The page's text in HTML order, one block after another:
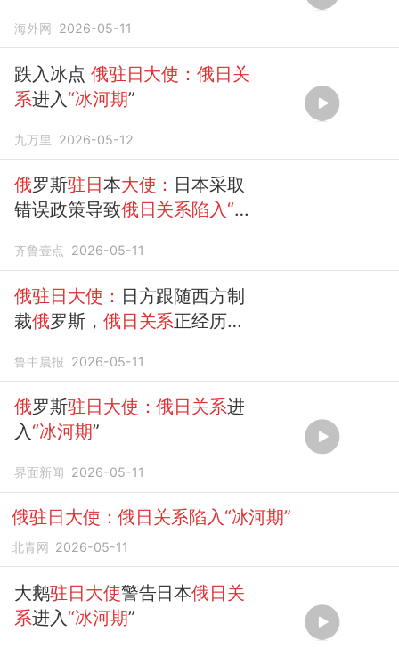
海外网 2026-05-11
跌入冰点 俄驻日大使：俄日关
系进入 “冰河期”
九万里 2026-05-12
俄罗斯驻日本大使： 日本采取
错误政策导致俄日关系陷入“冰
齐鲁壹点 2026-05-11
俄驻日大使： 日方跟随西方制
裁俄罗斯， 俄日关系正经历二
河期”
鲁中晨报 2026-05-11
俄罗斯驻日大使：俄日关系进
入“冰河期”
界面新闻 2026-05-11
俄驻日大使：俄日关系陷入“冰河期”
北青网 2026-05-11
大鹅驻日大使警告日本俄日关
系进入 “冰河期”